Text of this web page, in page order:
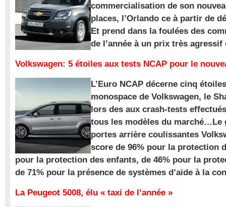
commercialisation de son
places, l’Orlando ce à partir de
Et prend dans la foulées des
de l’année à un prix très agressif
Volkswagen: 5 étoiles aux tests NCAP pour le
L’Euro NCAP décerne cinq
monospace de Volkswagen, le
lors des aux crash-tests
tous les modèles du marché…Le
portes arrière coulissantes
score de 96% pour la protection
pour la protection des enfants, de 46% pour la
de 71% pour la présence de systèmes d’aide à la
La Peugeot 5008, élu « taxi de l’année »